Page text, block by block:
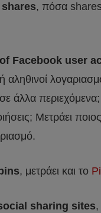
, πόσα
Facebook user
αληθινοί
άλλα
Μετράει
, μετράει και το
sharing sites